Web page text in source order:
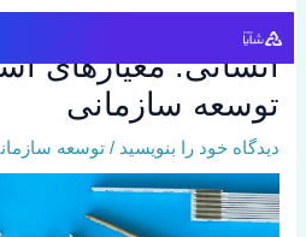
پرش
محتوا
فراتر از شاخص های
انسانی: معیارهای
توسعه سازمانی
دیدگاه‌ خود را بنویسید /توسعه